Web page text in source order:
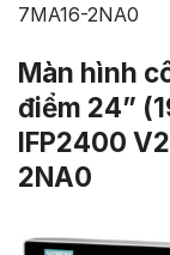
7MA16-2NA0
Màn hình
điểm 24”
IFP2400
2NA0